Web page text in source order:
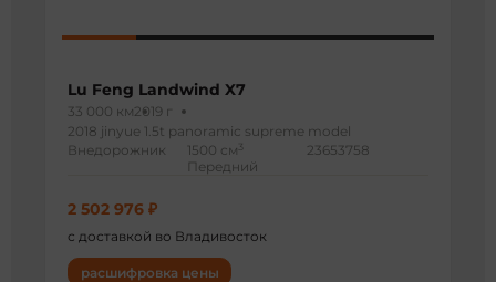
Lu Feng Landwind X7
33 000 км2019 г
2018 jinyue 1.5t panoramic supreme model
Внедорожник
1500 см 3
Передний
23653758
2 502 976 ₽
с доставкой во Владивосток
расшифровка цены